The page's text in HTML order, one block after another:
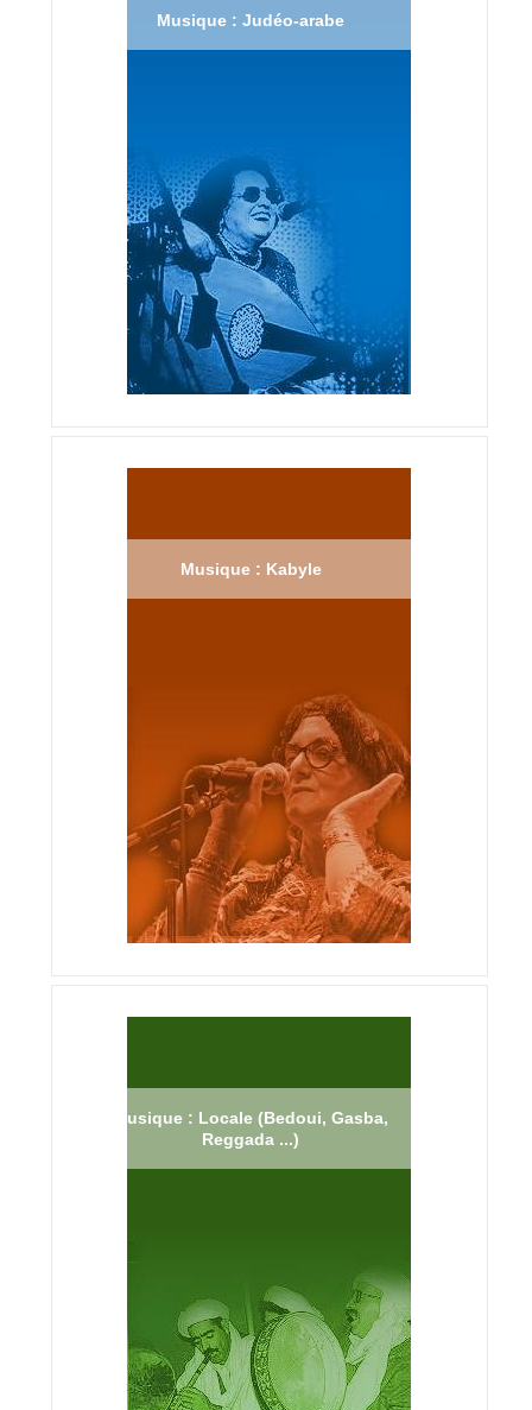
Musique : Judéo-arabe
Musique : Kabyle
Musique : Locale (Bedoui, Gasba,
Reggada ...)